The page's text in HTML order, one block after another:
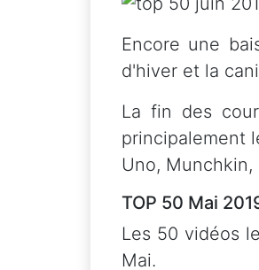
Encore une
d'hiver et la
La fin des
principalement
Uno,
TOP 50 Mai
Les 50 vidéos
Mai.